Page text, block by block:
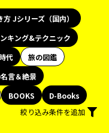
Jシリーズ（国内）
キング&テクニック
代
旅の図鑑
言＆絶景
BOOKS
D-Books
絞り込み条件を追加